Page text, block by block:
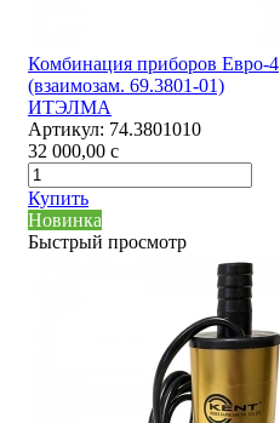
Комбинация приборов Евро-4
(взаимозам. 69.3801-01)
ИТЭЛМА
Артикул: 74.3801010
32 000,00 c
Купить
Новинка
Быстрый просмотр